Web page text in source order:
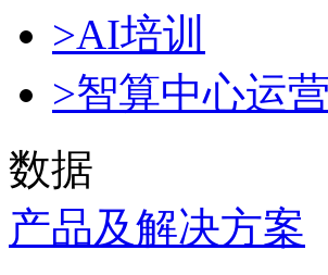
>AI培训
>智算中心运
数据
产品及解决方案